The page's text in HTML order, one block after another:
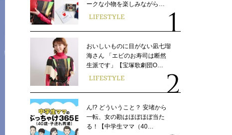
ークな小物を楽しみながら…
LIFESTYLE
おいしいものに目がない凪七瑠
海さん 「エビのお寿司は断然
生派です」【宝塚歌劇団O…
LIFESTYLE
ん!? どういうこと？ 安堵から
一転、女の勘はほぼほぼ当た
る！【中学生ママ（40…